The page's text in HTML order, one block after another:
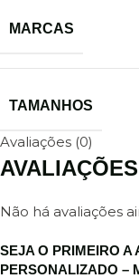
MARCAS
TAMANHOS
Avaliações (0)
AVALIAÇÕES
Não há avaliações
SEJA O PRIMEIRO A
PERSONALIZADO –